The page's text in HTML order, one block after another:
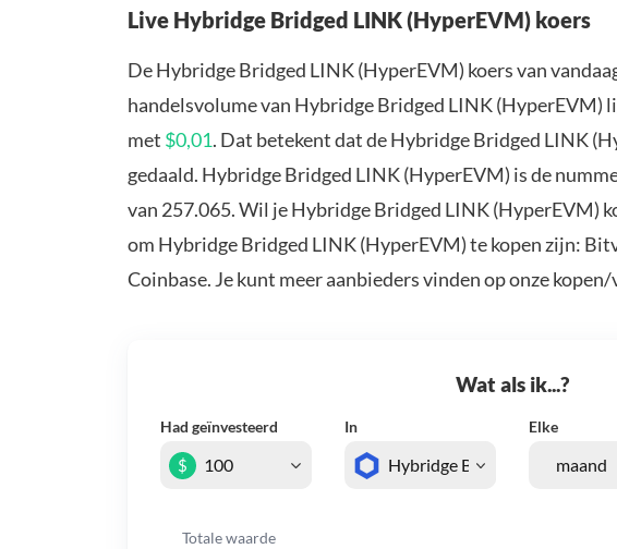
Live Hybridge Bridged LINK (HyperEVM) koers
De Hybridge Bridged LINK (HyperEVM) koers van
handelsvolume van Hybridge Bridged LINK (HyperEVM)
met $0,01. Dat betekent dat de Hybridge Bridged LINK
gedaald. Hybridge Bridged LINK (HyperEVM) is de
van 257.065. Wil je Hybridge Bridged LINK (HyperEVM)
om Hybridge Bridged LINK (HyperEVM) te kopen zijn:
Coinbase. Je kunt meer aanbieders vinden op onze
Wat als ik...?
Had geïnvesteerd In Elke
$
Totale waarde